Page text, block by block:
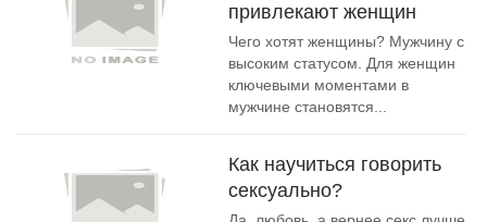
привлекают женщин
Чего хотят женщины? Мужчину с
высоким статусом. Для женщин
ключевыми моментами в
мужчине становятся...
Как научиться говорить
сексуально?